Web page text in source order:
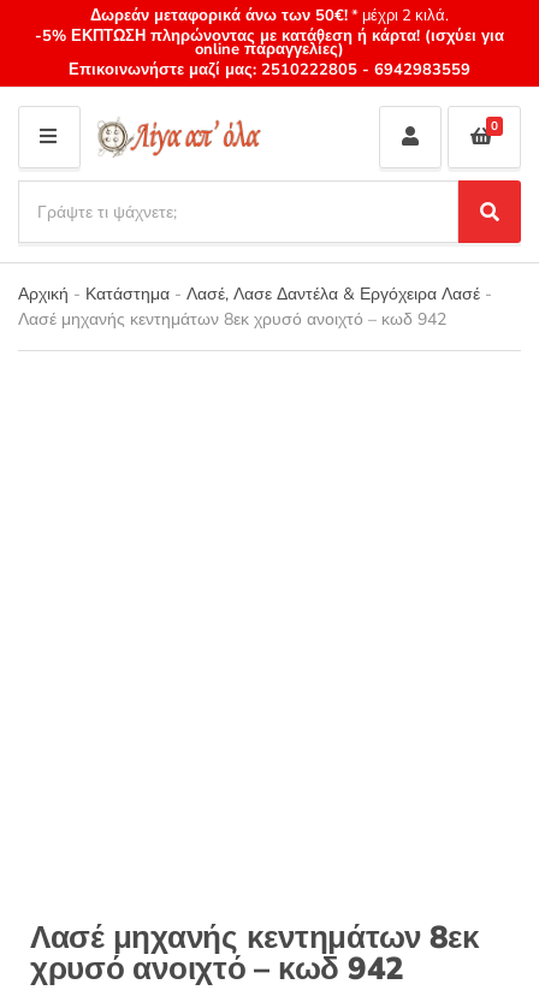
Δωρεάν μεταφορικά άνω των 50€!* μέχρι 2 κιλά.
-5% ΕΚΠΤΩΣΗ πληρώνοντας με κατάθεση ή κάρτα! (ισχύει για
online παραγγελίες)
Επικοινωνήστε μαζί μας: 2510222805 - 6942983559
M
E
N
U
Category
name
a
r
c
h
p
S
e
a
r
0
Αρχική - Κατάστημα - Λασέ, Λασε Δαντέλα & Εργόχειρα Λασέ -
Λασέ μηχανής κεντημάτων 8εκ χρυσό ανοιχτό – κωδ 942
Λασέ μηχανής κεντημάτων 8εκ
χρυσό ανοιχτό – κωδ 942